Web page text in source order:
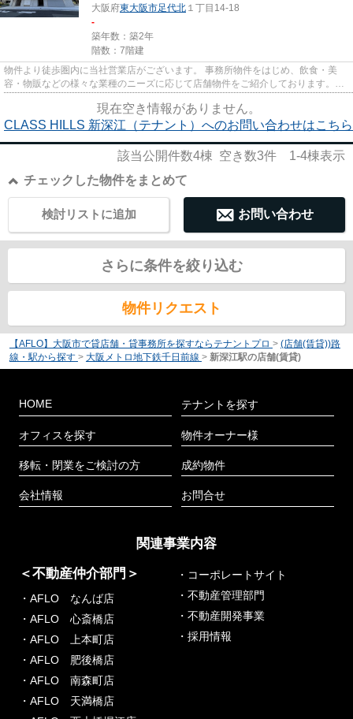
大阪府東大阪市足代北 １丁目14-18
-
築年数：築2年
階数：7階建
物件より徒歩圏内に当社営業店がございます。 事務所物件をはじめ、飲食・美
容・物販などの様々な業種のニーズに応じて店舗物件をご紹介しております。
尚、弊社ではおとり広告は一切...
現在空き情報がありません。
CLASS HILLS 新深江（テナント）へのお問い合わせはこちら
該当公開件数4棟 空き数3件 1-4棟表示
チェックした物件をまとめて
お問い合わせ
検討リストに追加
さらに条件を絞り込む
物件リクエスト
【AFLO】大阪市で貸店舗・貸事務所を探すならテナントプロ > (店舗(賃貸))路
線・駅から探す > 大阪メトロ地下鉄千日前線 > 新深江駅の店舗(賃貸)
HOME
オフィスを探す
移転・閉業をご検討の方
会社情報
テナントを探す
物件オーナー様
成約物件
お問合せ
関連事業内容
＜不動産仲介部門＞
・AFLO なんば店
・AFLO 心斎橋店
・AFLO 上本町店
・AFLO 肥後橋店
・AFLO 南森町店
・AFLO 天満橋店
・コーポレートサイト
・不動産管理部門
・不動産開発事業
・採用情報